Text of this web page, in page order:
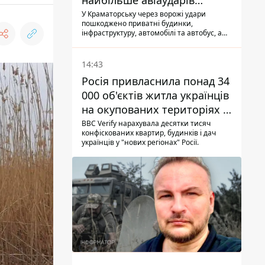
КАБ-250
У Краматорську через ворожі удари
пошкоджено приватні будинки,
інфраструктуру, автомобілі та автобус, а
14:43
Росія привласнила понад 34
000 об'єктів житла українців
на окупованих територіях -
розслідування BBC
BBC Verify нарахувала десятки тисяч
конфіскованих квартир, будинків і дач
українців у "нових регіонах" Росії.